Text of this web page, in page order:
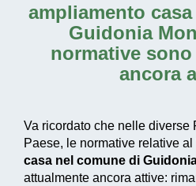
ampliamento
Guidonia
normative
ancora
Va ricordato che nelle diverse
Paese, le normative relative al
casa nel comune di
attualmente ancora attive: